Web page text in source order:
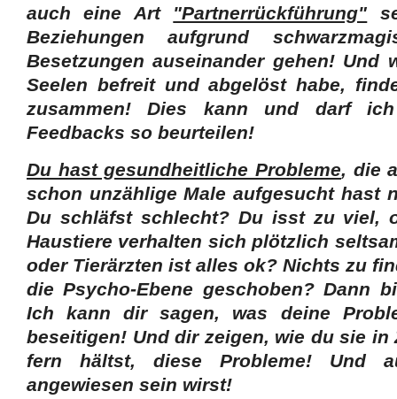
auch eine Art "Partnerrückführung"
Beziehungen aufgrund
Besetzungen auseinander gehen! Und
Seelen befreit und abgelöst habe,
zusammen! Dies kann und darf
Feedbacks so beurteilen!
Du hast gesundheitliche Probleme, die
schon unzählige Male aufgesucht hast
Du schläfst schlecht? Du isst zu viel,
Haustiere verhalten sich plötzlich
oder Tierärzten ist alles ok? Nichts zu
die Psycho-Ebene geschoben? Dann
Ich kann dir sagen, was deine
beseitigen! Und dir zeigen, wie du sie
fern hältst, diese Probleme! Und
angewiesen sein wirst!